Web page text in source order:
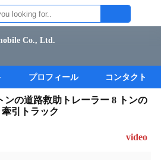
Co., Ltd.
プロフィール コンタクト
ンの道路救助トレーラー 8 トンの
引トラック
video